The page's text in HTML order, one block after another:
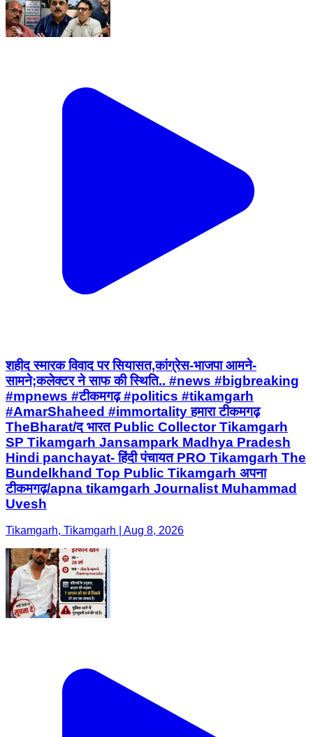
शहीद स्मारक विवाद पर सियासत,कांग्रेस-भाजपा आमने-
सामने;कलेक्टर ने साफ की स्थिति.. #news #bigbreaking
#mpnews #टीकमगढ़ #politics #tikamgarh
#AmarShaheed #immortality हमारा टीकमगढ़
TheBharat/द भारत Public Collector Tikamgarh
SP Tikamgarh Jansampark Madhya Pradesh
Hindi panchayat- हिंदी पंचायत PRO Tikamgarh The
Bundelkhand Top Public Tikamgarh अपना
टीकमगढ़/apna tikamgarh Journalist Muhammad
Uvesh
Tikamgarh, Tikamgarh | Aug 8, 2026